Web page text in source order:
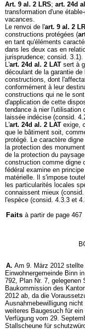
Art. 9 al. 2 LRS; art. 24d
transformation d'une
vacances.
Le renvoi de l'art. 9 al. 2
constructions protégées (
en tant qu'éléments
dans les deux cas en
jurisprudence; consid. 3.1).
L'art. 24d al. 2 LAT sert à
découlant de la garantie
constructions, dont
conformément à leur
constructions qui ne le
d'application de cette
tendance à nier l'utilisation
laissée indécise (consid.
L'art. 24d al. 2 LAT exige,
que le bâtiment soit,
protégé. Le caractère
la protection des
de la protection du
construction comme digne
fédéral examine en
matérielle. Il s'impose
les particularités locales
connaissent mieux
l'espèce (consid. 4.3.3 et
Faits à partir de page 467
A. Am 9. März 2012
Einwohnergemeinde Binn
792, Plan Nr. 7, gelegenen
Baukommission des
2012 ab, da die
Ausnahmebewilligung
weiteres Baugesuch für
Verfügung vom 29.
Stallscheune für